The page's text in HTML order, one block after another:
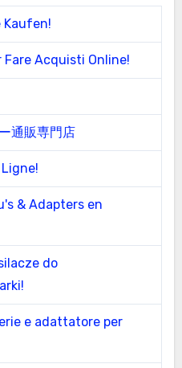
Kaufen!
Acquisti Online!
通販専門店
& Adapters en
do
e adattatore per